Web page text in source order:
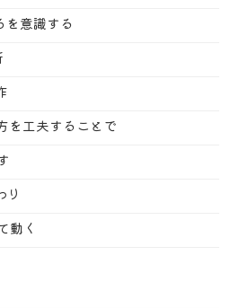
を意識する
を工夫することで
り
動く